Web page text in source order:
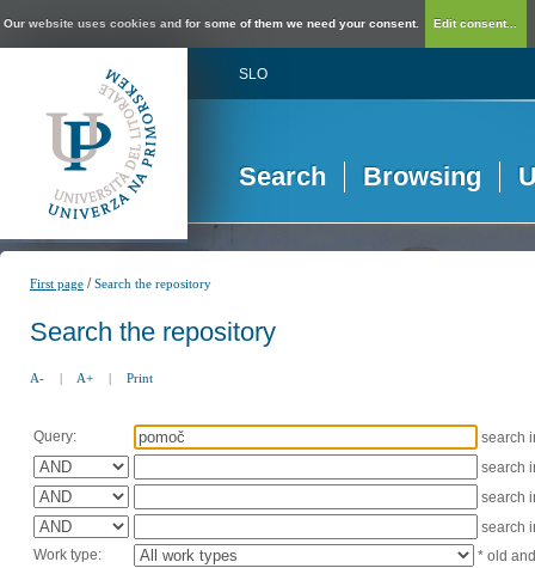
Our website uses cookies and for some of them we need your consent. Edit consent...
SLO
Search Browsing
First page /Search the repository
Search the repository
A- | A+ | Print
Query:
search
search
search
search
Work type:
* old